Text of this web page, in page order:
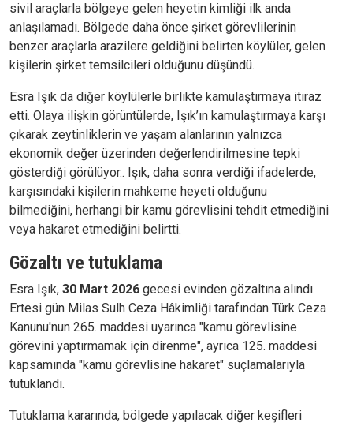
sivil araçlarla bölgeye gelen heyetin kimliği ilk anda
anlaşılamadı. Bölgede daha önce şirket görevlilerinin
benzer araçlarla arazilere geldiğini belirten köylüler, gelen
kişilerin şirket temsilcileri olduğunu düşündü.
Esra Işık da diğer köylülerle birlikte kamulaştırmaya itiraz
etti. Olaya ilişkin görüntülerde, Işık’ın kamulaştırmaya karşı
çıkarak zeytinliklerin ve yaşam alanlarının yalnızca
ekonomik değer üzerinden değerlendirilmesine tepki
gösterdiği görülüyor.. Işık, daha sonra verdiği ifadelerde,
karşısındaki kişilerin mahkeme heyeti olduğunu
bilmediğini, herhangi bir kamu görevlisini tehdit etmediğini
veya hakaret etmediğini belirtti.
Gözaltı ve tutuklama
Esra Işık, 30 Mart 2026 gecesi evinden gözaltına alındı.
Ertesi gün Milas Sulh Ceza Hâkimliği tarafından Türk Ceza
Kanunu'nun 265. maddesi uyarınca "kamu görevlisine
görevini yaptırmamak için direnme", ayrıca 125. maddesi
kapsamında "kamu görevlisine hakaret" suçlamalarıyla
tutuklandı.
Tutuklama kararında, bölgede yapılacak diğer keşifleri